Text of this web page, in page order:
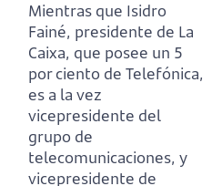
Mientras que Isidro
Fainé, presidente de La
Caixa, que posee un 5
por ciento de Telefónica,
es a la vez
vicepresidente del
grupo de
telecomunicaciones, y
vicepresidente de